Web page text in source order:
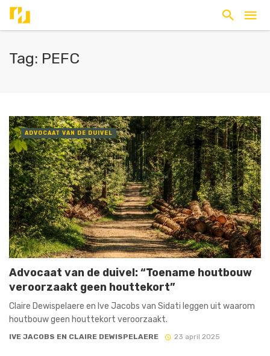
Tag: PEFC
ADVOCAAT VAN DE DUIVEL
Advocaat van de duivel: “Toename houtbouw
veroorzaakt geen houttekort”
Claire Dewispelaere en Ive Jacobs van Sidati leggen uit waarom
houtbouw geen houttekort veroorzaakt.
IVE JACOBS EN CLAIRE DEWISPELAERE 23 april 2025